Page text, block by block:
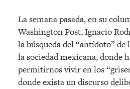
La semana pasada, en su
Washington Post, Ignacio
la búsqueda del “antídoto”
la sociedad mexicana, donde
permitirnos vivir en los
donde exista un discurso